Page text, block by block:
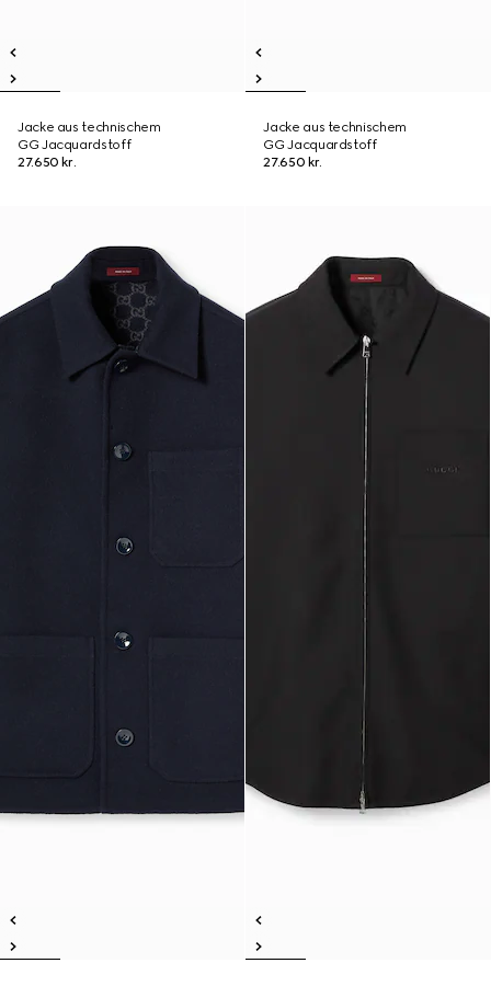
Jacke aus technischem
GG Jacquardstoff
27.650 kr.
Jacke aus technischem
GG Jacquardstoff
27.650 kr.